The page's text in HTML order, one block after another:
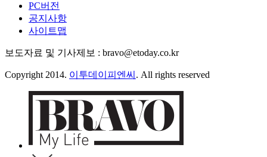
PC버전
공지사항
사이트맵
보도자료 및 기사제보 : bravo@etoday.co.kr
Copyright 2014. 이투데이피엔씨 . All rights reserved